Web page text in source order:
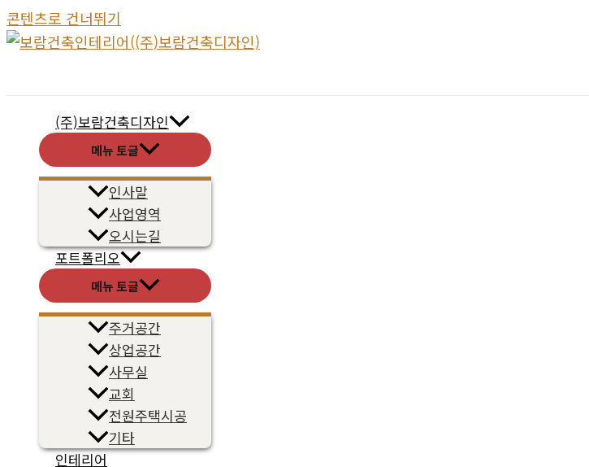
콘텐츠로 건너뛰기
(주)보람건축디자인
메뉴 토글
인사말
사업영역
오시는길
포트폴리오
메뉴 토글
주거공간
상업공간
사무실
교회
전원주택시공
기타
인테리어